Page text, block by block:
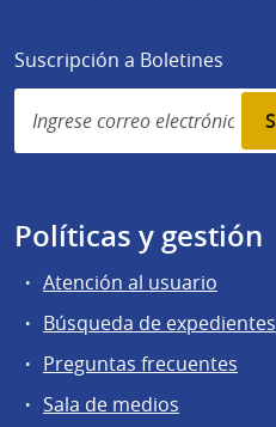
Suscripción a Boletines
Simplenews
subscription
Políticas y gestión
Atención al usuario
Búsqueda de expedientes
Preguntas frecuentes
Sala de medios